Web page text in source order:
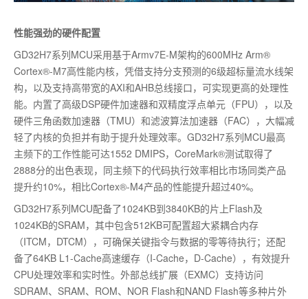
性能强劲的硬件配置
GD32H7系列MCU采用基于Armv7E-M架构的600MHz Arm®
Cortex®-M7高性能内核，凭借支持分支预测的6级超标量流水线架
构，以及支持高带宽的AXI和AHB总线接口，可实现更高的处理性
能。内置了高级DSP硬件加速器和双精度浮点单元（FPU），以及
硬件三角函数加速器（TMU）和滤波算法加速器（FAC），大幅减
轻了内核的负担并有助于提升处理效率。GD32H7系列MCU最高
主频下的工作性能可达1552 DMIPS，CoreMark®测试取得了
2888分的出色表现，同主频下的代码执行效率相比市场同类产品
提升约10%，相比Cortex®-M4产品的性能提升超过40%。
GD32H7系列MCU配备了1024KB到3840KB的片上Flash及
1024KB的SRAM，其中包含512KB可配置超大紧耦合内存
（ITCM，DTCM），可确保关键指令与数据的零等待执行；还配
备了64KB L1-Cache高速缓存（I-Cache，D-Cache），有效提升
CPU处理效率和实时性。外部总线扩展（EXMC）支持访问
SDRAM、SRAM、ROM、NOR Flash和NAND Flash等多种片外